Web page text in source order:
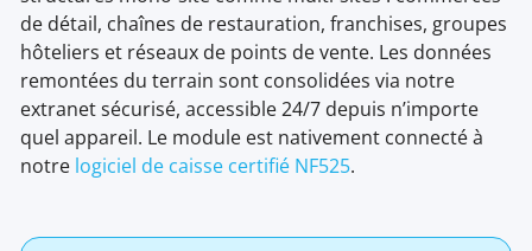
de détail, chaînes de restauration, franchises, groupes
hôteliers et réseaux de points de vente. Les données
remontées du terrain sont consolidées via notre
extranet sécurisé, accessible 24/7 depuis n’importe
quel appareil. Le module est nativement connecté à
notre logiciel de caisse certifié NF525.